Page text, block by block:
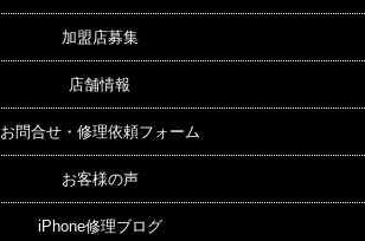
加盟店募集
店舗情報
お問合せ・修理依頼フォーム
お客様の声
iPhone修理ブログ